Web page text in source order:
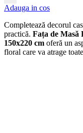
Adauga in cos
Completează decorul
practică. Fața de Masă
150x220 cm oferă un
floral care va atrage